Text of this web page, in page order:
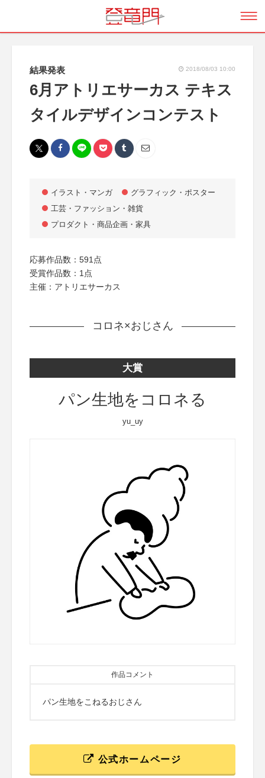
結果発表 2018/08/03 10:00
6月アトリエサーカス テキス
タイルデザインコンテスト
イラスト・マンガ
グラフィック・ポスター
工芸・ファッション・雑貨
プロダクト・商品企画・家具
応募作品数：591点
受賞作品数：1点
主催：アトリエサーカス
コロネ×おじさん
大賞
パン生地をコロネる
yu_uy
作品コメント
パン生地をこねるおじさん
公式ホームページ